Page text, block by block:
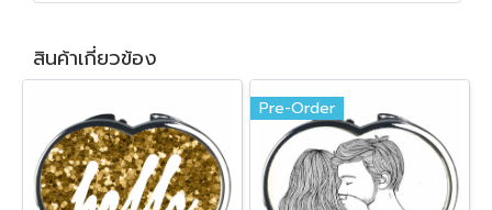
สินค้าเกี่ยวข้อง
Pre-Order